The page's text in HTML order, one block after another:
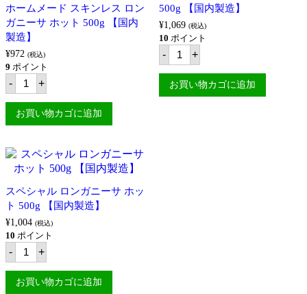
500g
【国
内
製
造】
個
ギ
ュ
ラ
ー
500g
【国
製
造】
ホームメード スキンレス ロン
ガニーサ ホット 500g 【国内
製造】
¥972 (税込)
9 ポイント
- ホ
ー
ム
メ
ー
キ
ン
レ
ス
ン
ガ
ニ
ー
サ
ホ
ト
+
お買い物カゴに追加
500g 【国内製造】
¥1,069 (税込)
10 ポイント
- ホ
ー
ム
メ
ー
+
お買い物カゴに追加
スペシャル ロンガニーサ ホッ
ト 500g 【国内製造】
¥1,004 (税込)
10 ポイント
- ス
ペ
シ
ャ
ル
+
お買い物カゴに追加